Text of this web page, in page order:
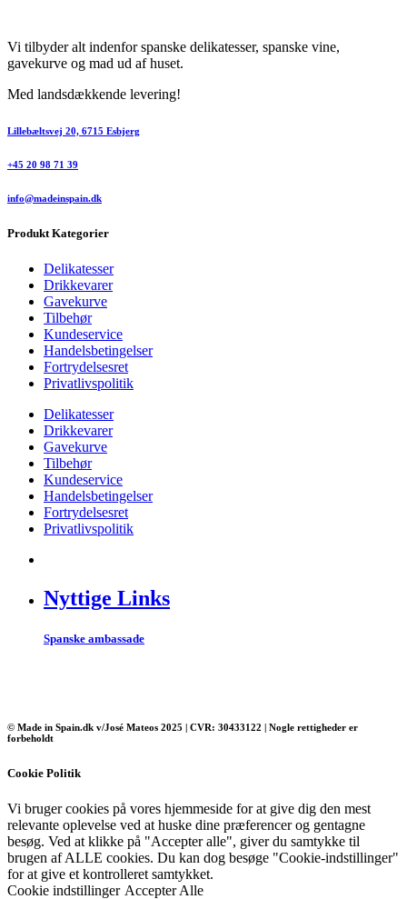
Vi tilbyder alt indenfor spanske delikatesser, spanske vine,
gavekurve og mad ud af huset.
Med landsdækkende levering!
Lillebæltsvej 20, 6715 Esbjerg
+45 20 98 71 39
info@madeinspain.dk
Produkt Kategorier
Delikatesser
Drikkevarer
Gavekurve
Tilbehør
Kundeservice
Handelsbetingelser
Fortrydelsesret
Privatlivspolitik
Delikatesser
Drikkevarer
Gavekurve
Tilbehør
Kundeservice
Handelsbetingelser
Fortrydelsesret
Privatlivspolitik
Nyttige Links
Spanske ambassade
© Made in Spain.dk v/José Mateos 2025 | CVR: 30433122 | Nogle rettigheder er
forbeholdt
Cookie Politik
Vi bruger cookies på vores hjemmeside for at give dig den mest
relevante oplevelse ved at huske dine præferencer og gentagne
besøg. Ved at klikke på "Accepter alle", giver du samtykke til
brugen af ​​ALLE cookies. Du kan dog besøge "Cookie-indstillinger"
for at give et kontrolleret samtykket.
Cookie indstillinger Accepter Alle